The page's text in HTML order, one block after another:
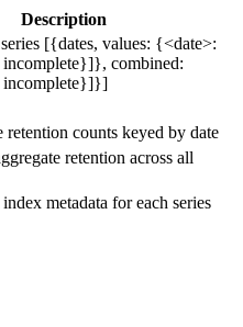
Description
[{dates, values: {<date>:
combined:
incomplete}]}]
retention counts keyed by date
retention across all
metadata for each series